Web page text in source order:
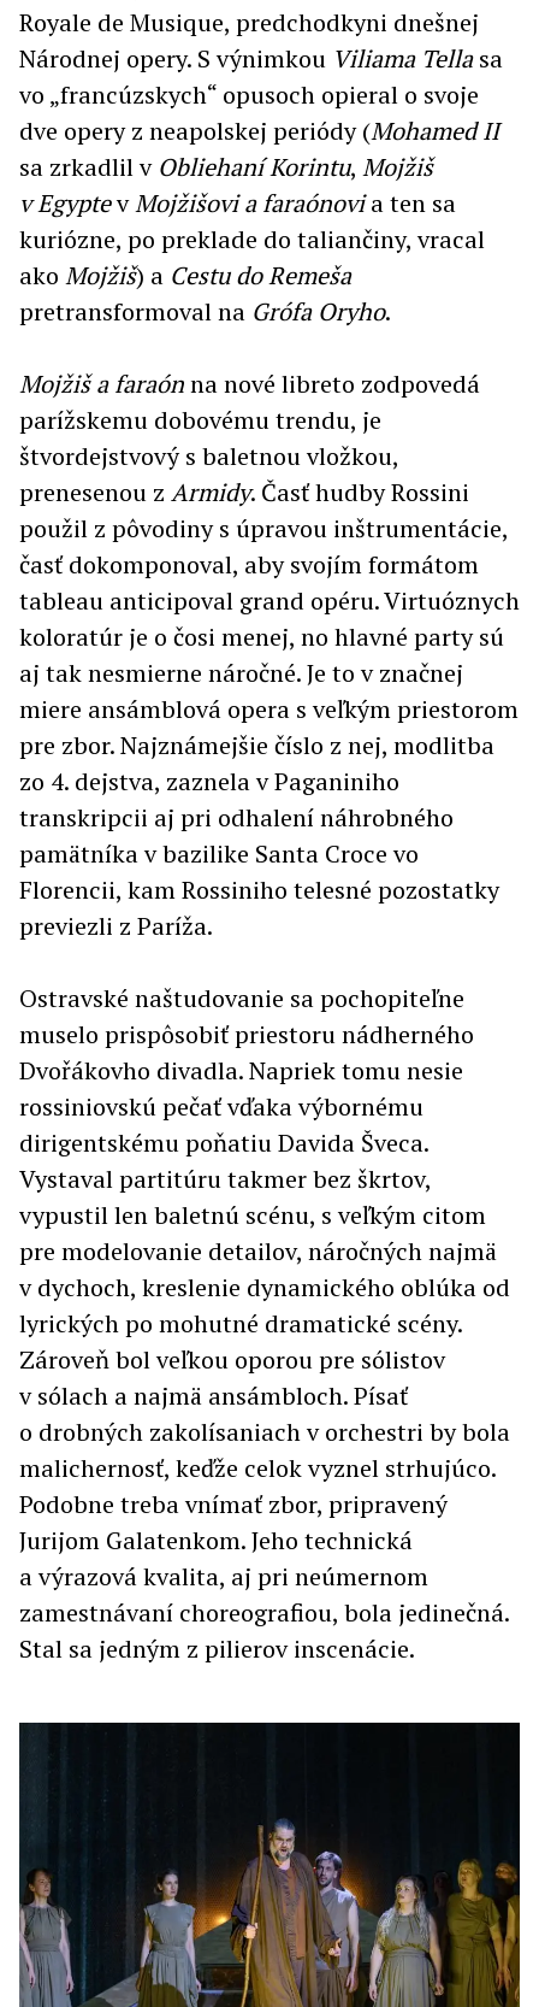
Royale de Musique, predchodkyni dnešnej
Národnej opery. S výnimkou Viliama Tellasa
vo „francúzskych“ opusoch opieral o svoje
dve opery z neapolskej periódy (Mohamed II
sa zrkadlil v Obliehaní Korintu, Mojžiš
v EgyptevMojžišovi a faraónovia ten sa
kuriózne, po preklade do taliančiny, vracal
ako Mojžiš) a Cestu doRemeša
pretransformoval na Grófa Oryho.
Mojžiš a faraónna nové libreto zodpovedá
parížskemu dobovému trendu, je
štvordejstvový s baletnou vložkou,
prenesenou z Armidy. Časť hudby Rossini
použil z pôvodiny s úpravou inštrumentácie,
časť dokomponoval, aby svojím formátom
tableau anticipoval grand opéru. Virtuóznych
koloratúr je o čosi menej, no hlavné party sú
aj tak nesmierne náročné. Je to v značnej
miere ansámblová opera s veľkým priestorom
pre zbor. Najznámejšie číslo z nej, modlitba
zo 4. dejstva, zaznela v Paganiniho
transkripcii aj pri odhalení náhrobného
pamätníka v bazilike Santa Croce vo
Florencii, kam Rossiniho telesné pozostatky
previezli z Paríža.
Ostravské naštudovanie sa pochopiteľne
muselo prispôsobiť priestoru nádherného
Dvořákovho divadla. Napriek tomu nesie
rossiniovskú pečať vďaka výbornému
dirigentskému poňatiu Davida Šveca.
Vystaval partitúru takmer bez škrtov,
vypustil len baletnú scénu, s veľkým citom
pre modelovanie detailov, náročných najmä
v dychoch, kreslenie dynamického oblúka od
lyrických po mohutné dramatické scény.
Zároveň bol veľkou oporou pre sólistov
v sólach a najmä ansámbloch. Písať
o drobných zakolísaniach v orchestri by bola
malichernosť, keďže celok vyznel strhujúco.
Podobne treba vnímať zbor, pripravený
Jurijom Galatenkom. Jeho technická
a výrazová kvalita, aj pri neúmernom
zamestnávaní choreografiou, bola jedinečná.
Stal sa jedným z pilierov inscenácie.